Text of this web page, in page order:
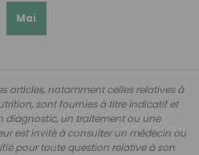
Mai
articles, notamment celles relatives à
sont fournies à titre indicatif et
diagnostic, un traitement ou une
est invité à consulter un médecin ou
pour toute question relative à son